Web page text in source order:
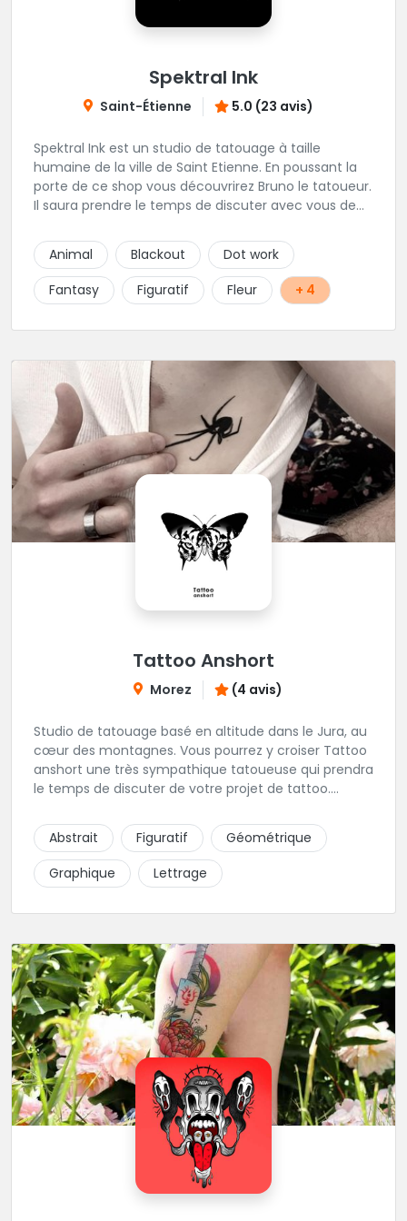
Spektral Ink
Saint-Étienne 5.0 (23 avis)
Spektral Ink est un studio de tatouage à taille
humaine de la ville de Saint Etienne. En poussant la
porte de ce shop vous découvrirez Bruno le tatoueur.
Il saura prendre le temps de discuter avec vous de
un message ou à l'appeler.
Animal Blackout
Dot work
Fantasy
Figuratif Fleur + 4
Tattoo Anshort
Morez (4 avis)
Studio de tatouage basé en altitude dans le Jura, au
cœur des montagnes. Vous pourrez y croiser Tattoo
anshort une très sympathique tatoueuse qui prendra
le temps de discuter de votre projet de tattoo.
piquer la peau à la montagne ! Elle maîtrise les
lettrages et les aplats de noir. N’hésitez pas à la
contacter pour lui soumettre votre projet.
Abstrait Figuratif
Géométrique
Graphique
Lettrage